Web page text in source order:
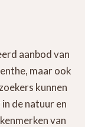
aanbod van
maar ook
kunnen
de natuur en
van